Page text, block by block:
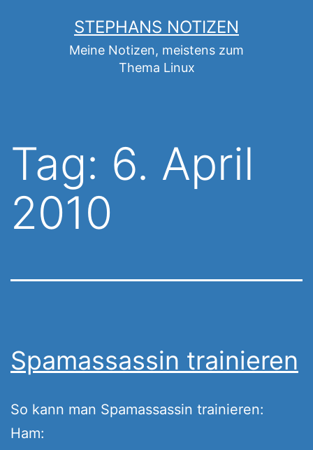
STEPHANS NOTIZEN
Meine Notizen, meistens zum
Thema Linux
Tag: 6. April
2010
Spamassassin trainieren
So kann man Spamassassin trainieren:
Ham: